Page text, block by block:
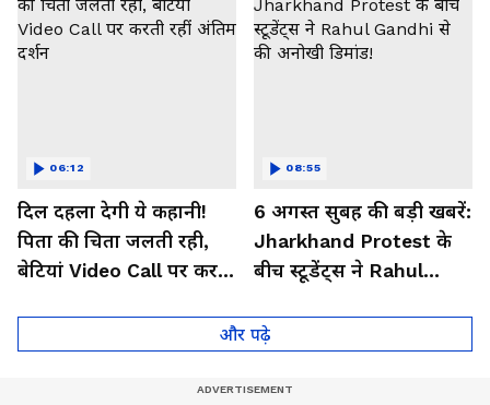
दिल दहला देगी ये कहानी!
पिता की चिता जलती रही,
बेटियां Video Call पर करती
06:12
6 अगस्त सुबह की बड़ी खबरें:
Jharkhand Protest के
बीच स्टूडेंट्स ने Rahul
डिमांड!
08:55
और पढ़े